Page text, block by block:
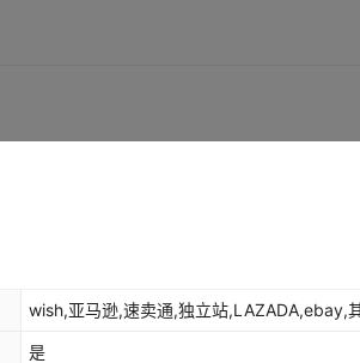
wish,亚马逊,速卖通,独立站,LAZADA,ebay,
是